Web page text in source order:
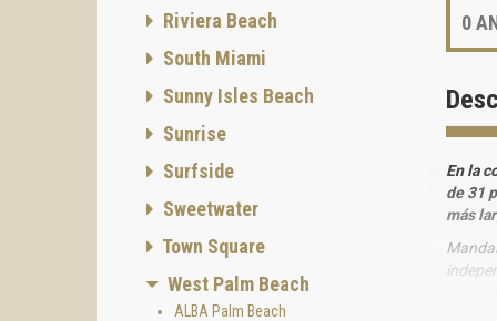
0
En la
de 31
más
Riviera Beach
South Miami
Sunny Isles Beach
Sunrise
Surfside
Sweetwater
Town Square
West Palm Beach
ALBA Palm Beach